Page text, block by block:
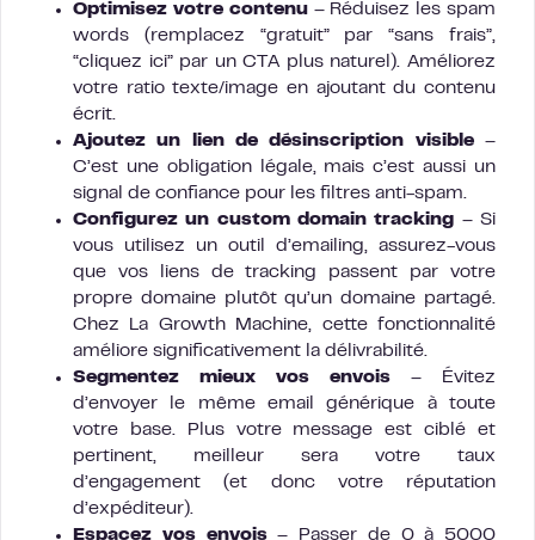
Optimisez votre contenu– Réduisez les spam
words (remplacez “gratuit” par “sans frais”,
“cliquez ici” par un CTA plus naturel). Améliorez
votre ratio texte/image en ajoutant du contenu
écrit.
Ajoutez un lien de désinscription visible–
C’est une obligation légale, mais c’est aussi un
signal de confiance pour les filtres anti-spam.
Configurez un custom domain tracking – Si
vous utilisez un outil d’emailing, assurez-vous
que vos liens de tracking passent par votre
propre domaine plutôt qu’un domaine partagé.
Chez La Growth Machine, cette fonctionnalité
améliore significativement la délivrabilité.
Segmentez mieux vos envois – Évitez
d’envoyer le même email générique à toute
votre base. Plus votre message est ciblé et
pertinent, meilleur sera votre taux
d’engagement (et donc votre réputation
d’expéditeur).
Espacez vos envois– Passer de 0 à 5000